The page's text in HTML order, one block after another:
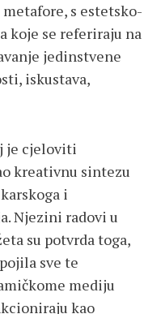
s estetsko-
koje se referiraju na
jedinstvene
iskustava,
je cjeloviti
kreativnu sintezu
i
Njezini radovi u
su potvrda toga,
sve te
mediju
kao